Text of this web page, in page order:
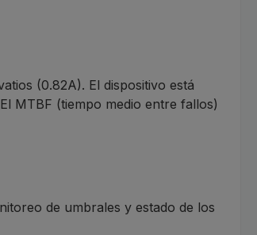
(0.82A). El dispositivo está
MTBF (tiempo medio entre fallos)
de umbrales y estado de los